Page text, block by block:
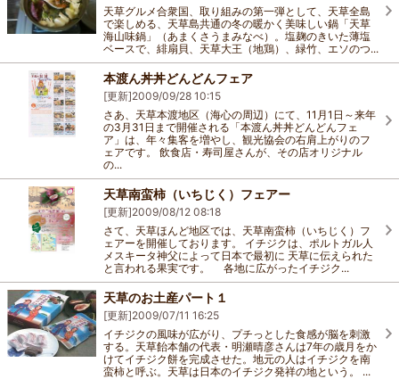
天草グルメ合衆国、取り組みの第一弾として、天草全島
で楽しめる、天草島共通の冬の暖かく美味しい鍋「天草
海山味鍋」（あまくさうまみなべ）。塩麹のきいた薄塩
ベースで、緋扇貝、天草大王（地鶏）、緑竹、エソのつ...
本渡ん丼丼どんどんフェア
[更新]2009/09/28 10:15
さあ、天草本渡地区（海心の周辺）にて、11月1日～来年
の3月31日まで開催される「本渡ん丼丼どんどんフェ
ア」は、年々集客を増やし、観光協会の右肩上がりのフ
ェアです。 飲食店・寿司屋さんが、その店オリジナル
の...
天草南蛮柿（いちじく）フェアー
[更新]2009/08/12 08:18
さて、天草ほんど地区では、天草南蛮柿（いちじく）フ
ェアーを開催しております。 イチジクは、ポルトガル人
メスキータ神父によって日本で最初に 天草に伝えられた
と言われる果実です。 各地に広がったイチジク...
天草のお土産パート１
[更新]2009/07/11 16:25
イチジクの風味が広がり、プチっとした食感が脳を刺激
する。天草飴本舗の代表・明瀬晴彦さんは7年の歳月をか
けてイチジク餅を完成させた。地元の人はイチジクを南
蛮柿と呼ぶ。天草は日本のイチジク発祥の地という。 ...